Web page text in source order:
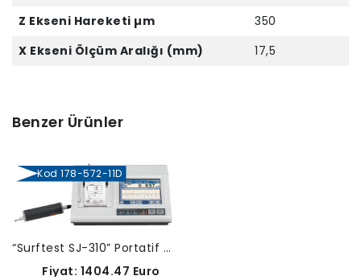
Z Ekseni Hareketi µm
350
X Ekseni Ölçüm Aralığı (mm)
17,5
Benzer Ürünler
Kod 178-572-11D
“Surftest SJ-310” Portatif Yüzey Pürüzlülük Ölçüm Cihazı-178-572-11D
Fiyat: 1404.47 Euro